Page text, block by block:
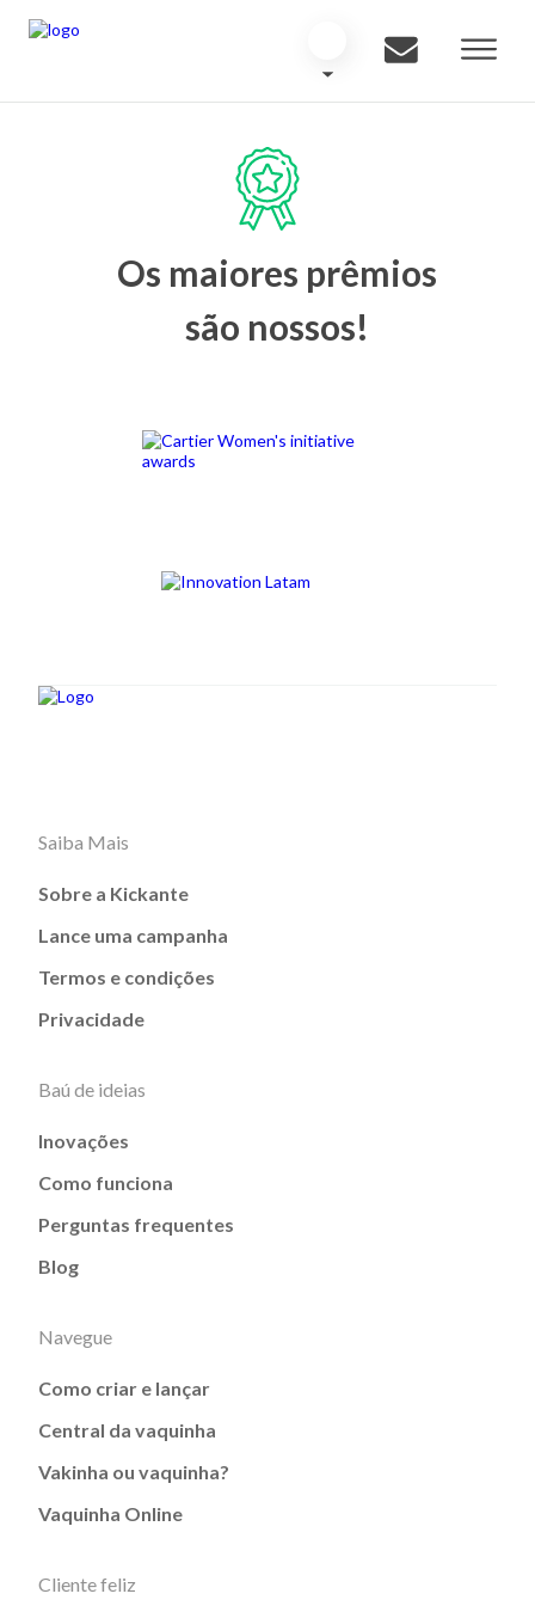
Os maiores prêmios
são nossos!
Saiba Mais
Sobre a Kickante
Lance uma campanha
Termos e condições
Privacidade
Baú de ideias
Inovações
Como funciona
Perguntas frequentes
Blog
Navegue
Como criar e lançar
Central da vaquinha
Vakinha ou vaquinha?
Vaquinha Online
Cliente feliz